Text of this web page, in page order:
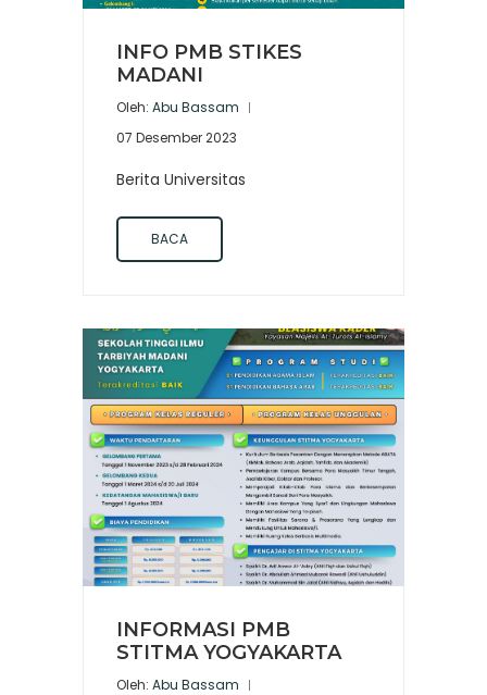
INFO PMB STIKES
MADANI
Oleh: Abu Bassam
07 Desember 2023
Berita Universitas
BACA
INFORMASI PMB
STITMA YOGYAKARTA
Oleh: Abu Bassam